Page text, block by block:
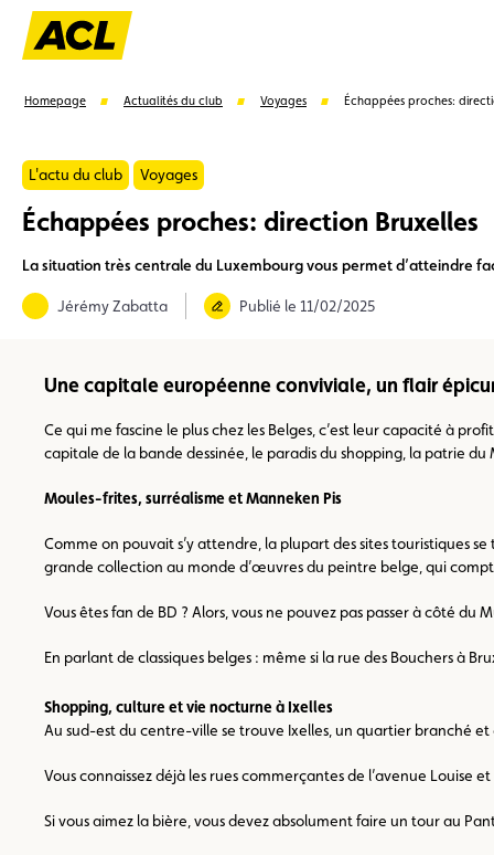
Carte membre Avantages Contrat de vente
Homepage Actualités du club Voyages Échappées proches:
L'actu du club Voyages
Échappées proches: direction Bruxelles
La situation très centrale du Luxembourg vous permet d’atteindre
Jérémy Zabatta Publié le 11/02/2025
Une capitale européenne conviviale, un flair
Ce qui me fascine le plus chez les Belges, c’est leur capacité à
capitale de la bande dessinée, le paradis du shopping, la patrie
Moules-frites, surréalisme et Manneken Pis
Comme on pouvait s’y attendre, la plupart des sites touristiques
grande collection au monde d’œuvres du peintre belge, qui
Vous êtes fan de BD ? Alors, vous ne pouvez pas passer à côté
En parlant de classiques belges : même si la rue des Bouchers à
Shopping, culture et vie nocturne à Ixelles
Au sud-est du centre-ville se trouve Ixelles, un quartier branché
Vous connaissez déjà les rues commerçantes de l’avenue
Si vous aimez la bière, vous devez absolument faire un tour au